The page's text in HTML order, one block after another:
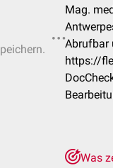
Mag.
Abrufbar
https://
Was